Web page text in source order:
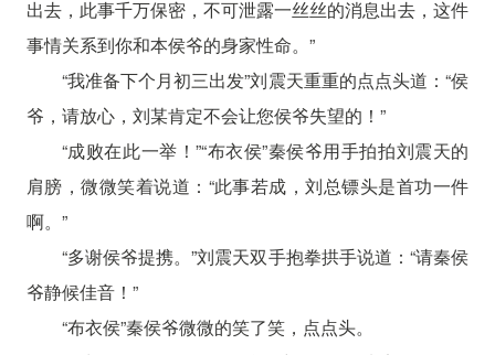
出去，此事千万保密，不可泄露一丝丝的消息出去，这件
事情关系到你和本侯爷的身家性命。”
“我准备下个月初三出发”刘震天重重的点点头道：“侯
爷，请放心，刘某肯定不会让您侯爷失望的！”
“成败在此一举！”“布衣侯”秦侯爷用手拍拍刘震天的
肩膀，微微笑着说道：“此事若成，刘总镖头是首功一件
啊。”
“多谢侯爷提携。”刘震天双手抱拳拱手说道：“请秦侯
爷静候佳音！”
“布衣侯”秦侯爷微微的笑了笑，点点头。